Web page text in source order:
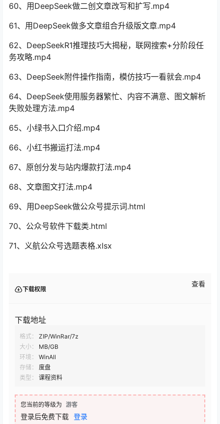
60、用DeepSeek做二创文章改写和扩写.mp4
61、用DeepSeek做多文章组合升级版文章.mp4
62、DeepSeekR1推理技巧大揭秘，联网搜索+分阶段任
务攻略.mp4
63、DeepSeek附件操作指南，模仿技巧一看就会.mp4
64、DeepSeek使用服务器繁忙、内容不满意、图文解析
失败处理方法.mp4
65、小绿书入口介绍.mp4
66、小红书搬运打法.mp4
67、原创分发与站内爆款打法.mp4
68、文章图文打法.mp4
69、用DeepSeek做公众号提示词.html
70、公众号软件下载类.html
71、义航公众号选题表格.xlsx
下载权限
查看
下载地址
格式：
ZIP/WinRar/7z
大小：
MB/GB
环境：
WinAll
存储：
度盘
类型：
课程资料
您当前的等级为 游客
登录后免费下载 登录